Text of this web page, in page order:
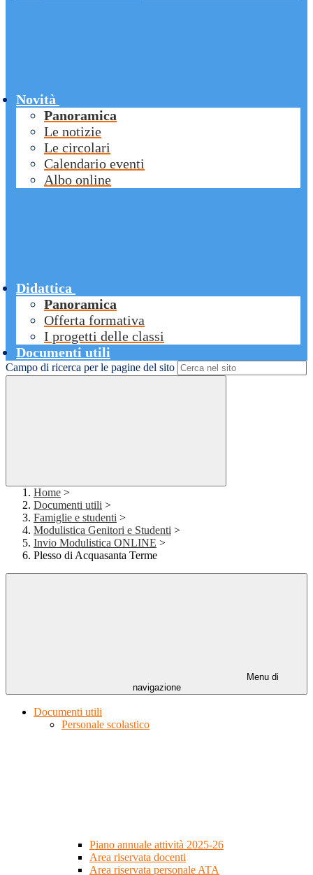
Novità
Panoramica
Le notizie
Le circolari
Calendario eventi
Albo online
Didattica
Panoramica
Offerta formativa
I progetti delle classi
Documenti utili
Campo di ricerca per le pagine del sito
Home >
Documenti utili >
Famiglie e studenti >
Modulistica Genitori e Studenti >
Invio Modulistica ONLINE >
Plesso di Acquasanta Terme
Menu di
navigazione
Documenti utili
Personale scolastico
Piano annuale attività 2025-26
Area riservata docenti
Area riservata personale ATA